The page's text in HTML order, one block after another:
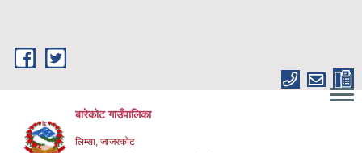
बारेकोट गाउँपालिका
लिम्सा, जाजरकोट